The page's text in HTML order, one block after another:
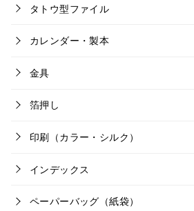
タトウ型ファイル
カレンダー・製本
金具
箔押し
印刷（カラー・シルク）
インデックス
ペーパーバッグ（紙袋）